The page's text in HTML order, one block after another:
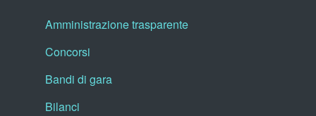
Amministrazione trasparente
Concorsi
Bandi di gara
Bilanci